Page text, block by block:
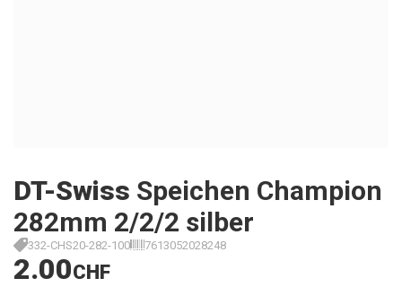
DT-Swiss Speichen Champion
282mm 2/2/2 silber
332-CHS20-282-100 7613052028248
2.00CHF